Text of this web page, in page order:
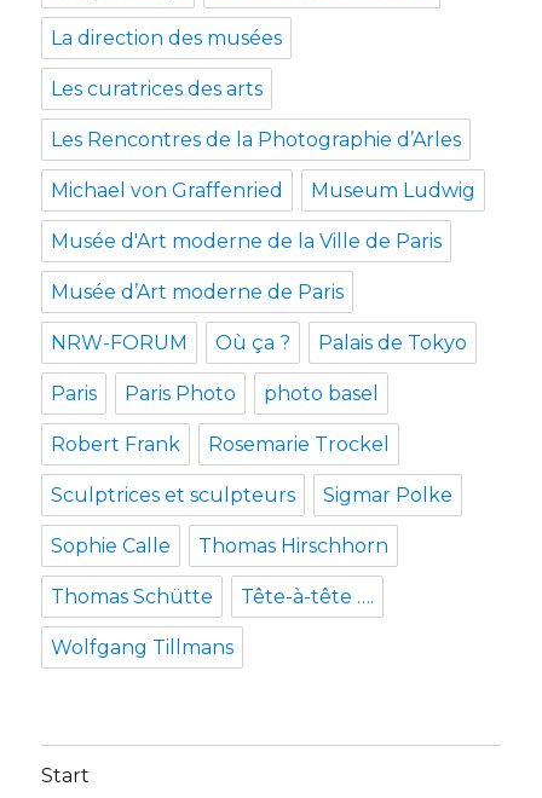
La direction des musées
Les curatrices des arts
Les Rencontres de la Photographie d’Arles
Michael von Graffenried Museum Ludwig
Musée d'Art moderne de la Ville de Paris
Musée d’Art moderne de Paris
NRW-FORUM Où ça ? Palais de Tokyo
Paris Paris Photo photo basel
Robert Frank Rosemarie Trockel
Sculptrices et sculpteurs Sigmar Polke
Sophie Calle Thomas Hirschhorn
Thomas Schütte Tête-à-tête ….
Wolfgang Tillmans
Start